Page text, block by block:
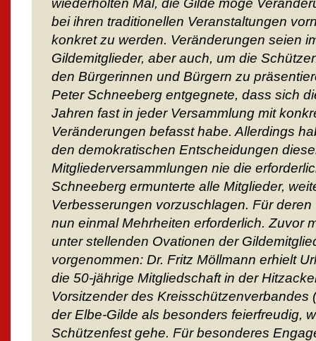
wiederholten Mal, die Gilde möge
bei ihren traditionellen Veranstaltungen
konkret zu werden. Veränderungen seien
Gildemitglieder, aber auch, um die
den Bürgerinnen und Bürgern zu
Peter Schneeberg entgegnete, dass sich
Jahren fast in jeder Versammlung mit
Veränderungen befasst habe. Allerdings
den demokratischen Entscheidungen
Mitgliederversammlungen nie die
Schneeberg ermunterte alle Mitglieder,
Verbesserungen vorzuschlagen. Für
nun einmal Mehrheiten erforderlich. Zuvor
unter stellenden Ovationen der
vorgenommen: Dr. Fritz Möllmann erhielt
die 50-jährige Mitgliedschaft in der
Vorsitzender des Kreisschützenverbandes
der Elbe-Gilde als besonders feierfreudig,
Schützenfest gehe. Für besonderes